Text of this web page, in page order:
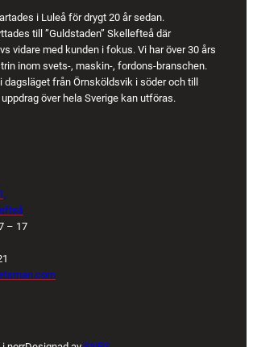
i Luleå för drygt 20 år sedan.
till ”Guldstaden” Skellefteå där
vidare med kunden i fokus. Vi har över 30 års
inom svets-, maskin-, fordons-branschen.
dagsläget från Örnsköldsvik i söder och till
uppdrag över hela Sverige kan utföras.
– 17